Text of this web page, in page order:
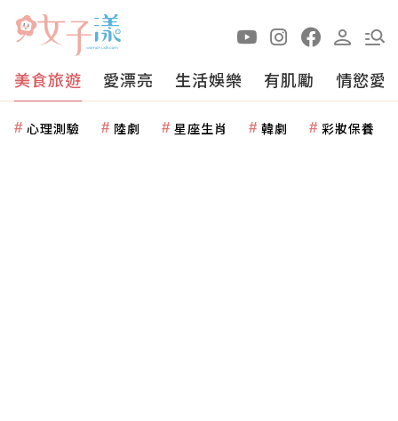
美食旅遊 愛漂亮 生活娛樂 有肌勵 情慾愛
心理測驗 陸劇 星座生肖 韓劇 彩妝保養